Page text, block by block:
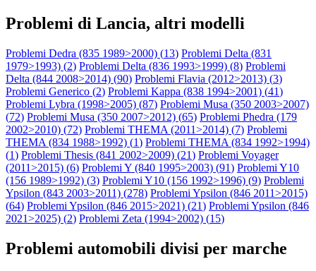
Problemi di Lancia, altri modelli
Problemi Dedra (835 1989>2000) (13) Problemi Delta (831
1979>1993) (2) Problemi Delta (836 1993>1999) (8) Problemi
Delta (844 2008>2014) (90) Problemi Flavia (2012>2013) (3)
Problemi Generico (2) Problemi Kappa (838 1994>2001) (41)
Problemi Lybra (1998>2005) (87) Problemi Musa (350 2003>2007)
(72) Problemi Musa (350 2007>2012) (65) Problemi Phedra (179
2002>2010) (72) Problemi THEMA (2011>2014) (7) Problemi
THEMA (834 1988>1992) (1) Problemi THEMA (834 1992>1994)
(1) Problemi Thesis (841 2002>2009) (21) Problemi Voyager
(2011>2015) (6) Problemi Y (840 1995>2003) (91) Problemi Y10
(156 1989>1992) (3) Problemi Y10 (156 1992>1996) (9) Problemi
Ypsilon (843 2003>2011) (278) Problemi Ypsilon (846 2011>2015)
(64) Problemi Ypsilon (846 2015>2021) (21) Problemi Ypsilon (846
2021>2025) (2) Problemi Zeta (1994>2002) (15)
Problemi automobili divisi per marche